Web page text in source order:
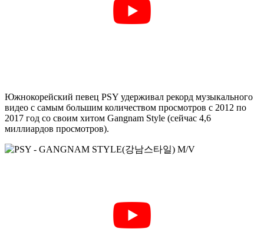
Южнокорейский певец PSY удерживал рекорд музыкального
видео с самым большим количеством просмотров с 2012 по
2017 год со своим хитом Gangnam Style (сейчас 4,6
миллиардов просмотров).